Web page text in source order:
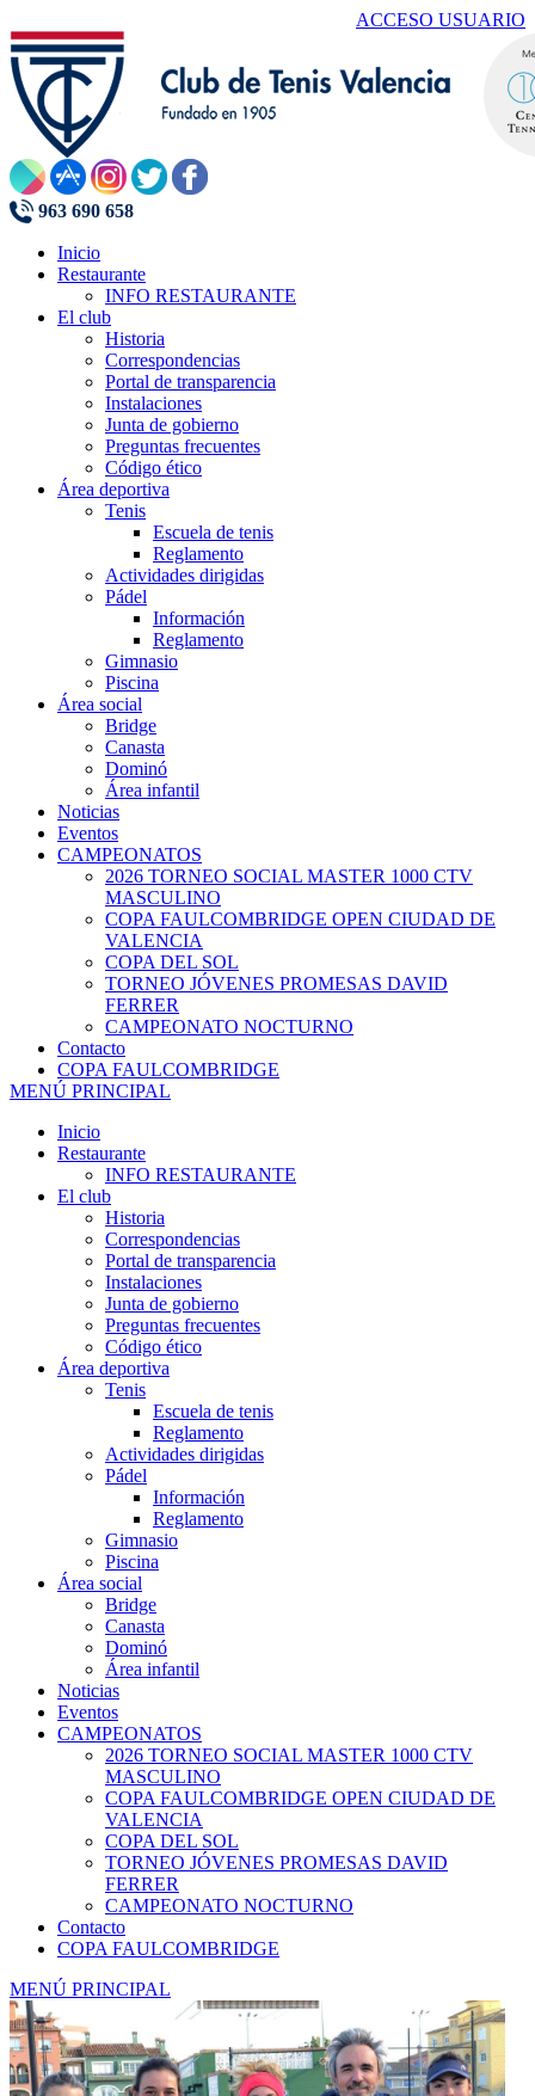
ACCESO USUARIO
963 690 658
Inicio
Restaurante
INFO RESTAURANTE
El club
Historia
Correspondencias
Portal de transparencia
Instalaciones
Junta de gobierno
Preguntas frecuentes
Código ético
Área deportiva
Tenis
Escuela de tenis
Reglamento
Actividades dirigidas
Pádel
Información
Reglamento
Gimnasio
Piscina
Área social
Bridge
Canasta
Dominó
Área infantil
Noticias
Eventos
CAMPEONATOS
2026 TORNEO SOCIAL MASTER 1000 CTV
MASCULINO
COPA FAULCOMBRIDGE OPEN CIUDAD DE
VALENCIA
COPA DEL SOL
TORNEO JÓVENES PROMESAS DAVID
FERRER
CAMPEONATO NOCTURNO
Contacto
COPA FAULCOMBRIDGE
MENÚ PRINCIPAL
Inicio
Restaurante
INFO RESTAURANTE
El club
Historia
Correspondencias
Portal de transparencia
Instalaciones
Junta de gobierno
Preguntas frecuentes
Código ético
Área deportiva
Tenis
Escuela de tenis
Reglamento
Actividades dirigidas
Pádel
Información
Reglamento
Gimnasio
Piscina
Área social
Bridge
Canasta
Dominó
Área infantil
Noticias
Eventos
CAMPEONATOS
2026 TORNEO SOCIAL MASTER 1000 CTV
MASCULINO
COPA FAULCOMBRIDGE OPEN CIUDAD DE
VALENCIA
COPA DEL SOL
TORNEO JÓVENES PROMESAS DAVID
FERRER
CAMPEONATO NOCTURNO
Contacto
COPA FAULCOMBRIDGE
MENÚ PRINCIPAL